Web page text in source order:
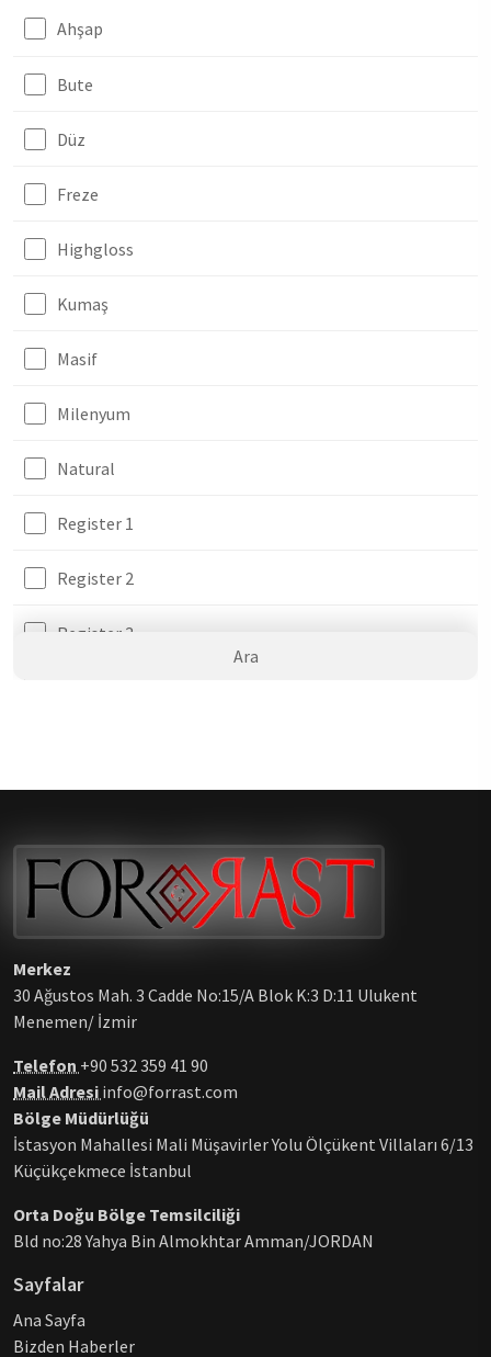
Ahşap
Bute
Düz
Freze
Highgloss
Kumaş
Masif
Milenyum
Natural
Register 1
Register 2
Register 3
Taş
Wood
Ara
Merkez
30 Ağustos Mah. 3 Cadde No:15/A Blok K:3 D:11 Ulukent
Menemen/ İzmir
Telefon +90 532 359 41 90
Mail Adresi info@forrast.com
Bölge Müdürlüğü
İstasyon Mahallesi Mali Müşavirler Yolu Ölçükent Villaları 6/13
Küçükçekmece İstanbul
Orta Doğu Bölge Temsilciliği
Bld no:28 Yahya Bin Almokhtar Amman/JORDAN
Sayfalar
Ana Sayfa
Bizden Haberler